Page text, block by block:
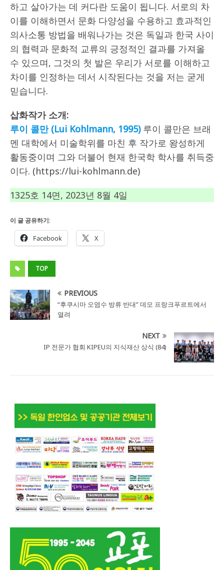
하고 살아가는 데 커다란 도움이 됩니다. 서로의 차
이를 이해하면서 문화 다양성을 수용하고 효과적인
의사소통 방법을 배워나가는 것은 독일과 한국 사이
의 협력과 문화적 교류의 긍정적인 결과를 가져올
수 있으며, 그것의 첫 발은 우리가 서로를 이해하고
차이를 인정하는 데서 시작된다는 것을 저는 굳게
믿습니다.
삽화작가 소개:
루이 콜만 (Lui Kohlmann, 1995) 루이 콜만은 브래
멘 대학에서 미술학위를 마친 후 작가로 왕성하게
활동중이며 그와 더불어 현재 한국학 학사를 취득중
이다. (https://lui-kohlmann.de)
1325호 14면, 2023년 8월 4일
이 글 공유하기:
Facebook X
TOP
PREVIOUS
“후쿠시마 오염수 방류 반대” 데모 프랑크푸르트에서
열려
NEXT
IP 전문가 협회 KIPEU의 지식재산 상식 (84)